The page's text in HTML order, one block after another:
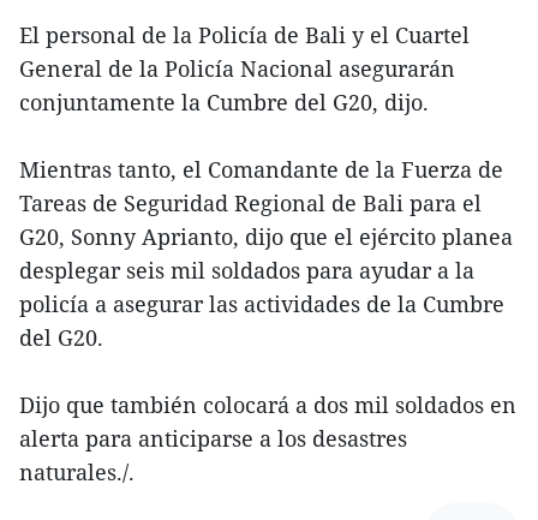
El personal de la Policía de Bali y el Cuartel
General de la Policía Nacional asegurarán
conjuntamente la Cumbre del G20, dijo.
Mientras tanto, el Comandante de la Fuerza de
Tareas de Seguridad Regional de Bali para el
G20, Sonny Aprianto, dijo que el ejército planea
desplegar seis mil soldados para ayudar a la
policía a asegurar las actividades de la Cumbre
del G20.
Dijo que también colocará a dos mil soldados en
alerta para anticiparse a los desastres
naturales./.